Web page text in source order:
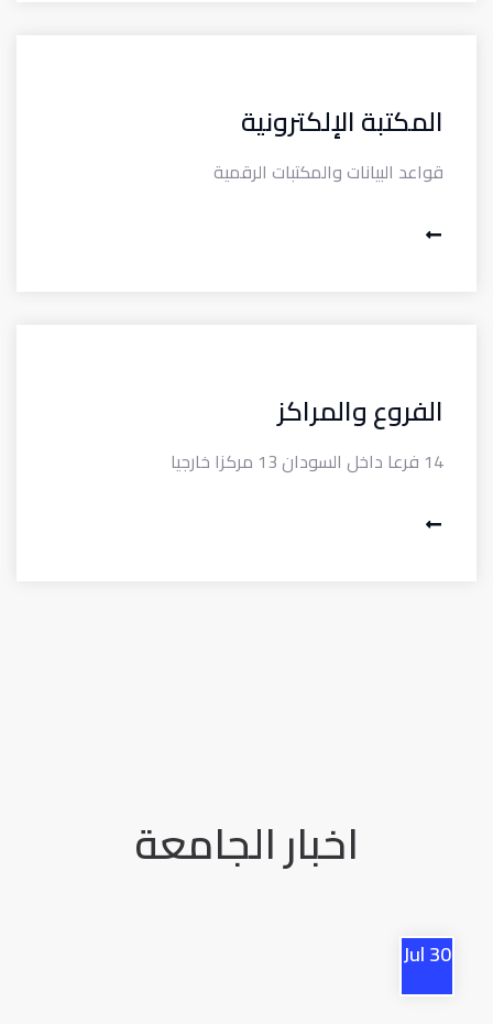
المكتبة الإلكترونية
قواعد البيانات والمكتبات الرقمية
الفروع والمراكز
14 فرعا داخل السودان 13 مركزا خارجيا
اخبار الجامعة
30
Jul